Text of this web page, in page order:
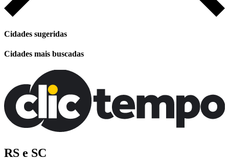
Cidades sugeridas
Cidades mais buscadas
RS e SC